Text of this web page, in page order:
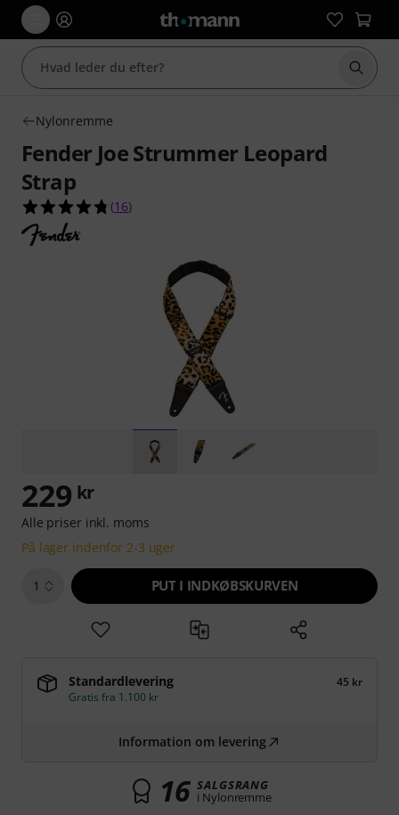
Start
Nylonremme
Fender Joe Strummer Leopard
Strap
4.8 ud af 5 stjerner fra 16 kundebedømmelser
(16)
229 kr
Alle priser inkl. moms
På lager indenfor 2-3 uger
1 PUT I INDKØBSKURVEN
Standardlevering
45 kr
Gratis fra 1.100 kr
Information om levering
16 SALGSRANG
i Nylonremme